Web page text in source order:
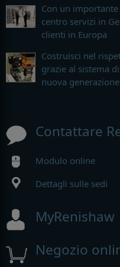
Con un
centro servizi in
clienti in Europa
Costruisci nel
grazie al sistema
nuova generazione
Contattare
Modulo online
Dettagli sulle sedi
MyRenishaw
Negozio